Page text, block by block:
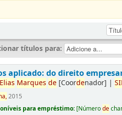
títulos para:
aplicado: do direito
Elias Marques de [Coordenador] |
2015
para empréstimo: [Númerode